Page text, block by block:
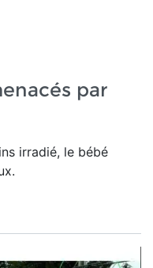
par
irradié, le bébé